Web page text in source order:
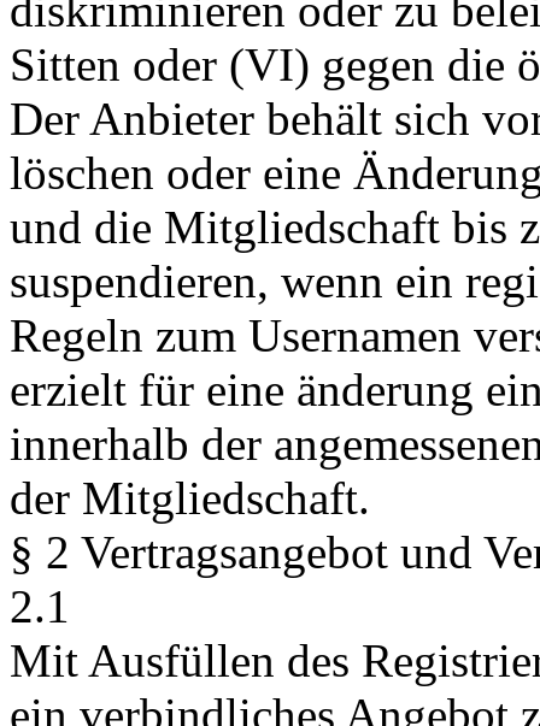
Sitten oder (VI) gegen die
Der Anbieter behält sich
löschen oder eine
und die Mitgliedschaft bis
suspendieren, wenn ein
Regeln zum Usernamen
erzielt für eine änderung
innerhalb der
der Mitgliedschaft.
§ 2 Vertragsangebot und
2.1
Mit Ausfüllen des
ein verbindliches Angebot